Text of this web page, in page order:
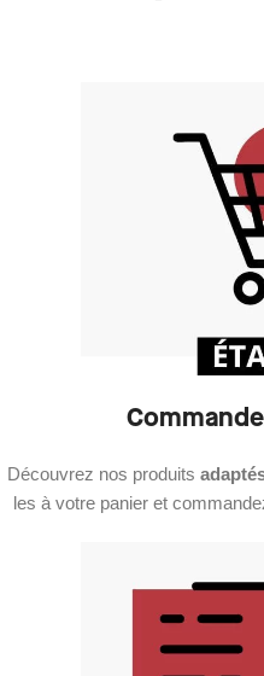
Découvrez nos produits
les à votre panier et